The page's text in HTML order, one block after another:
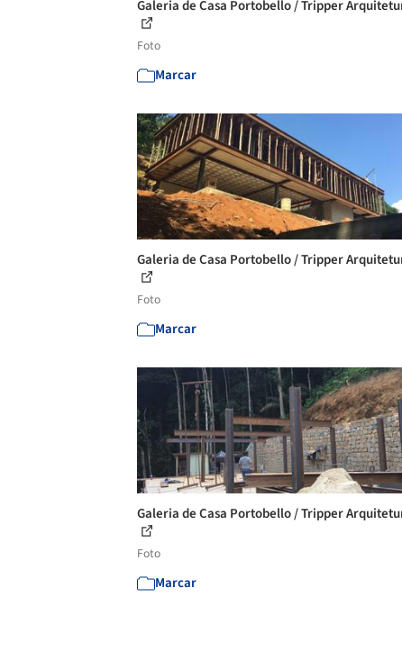
Galeria de Casa Portobello / Tripper
Foto
Marcar
Galeria de Casa Portobello / Tripper
Foto
Marcar
Galeria de Casa Portobello / Tripper
Foto
Marcar